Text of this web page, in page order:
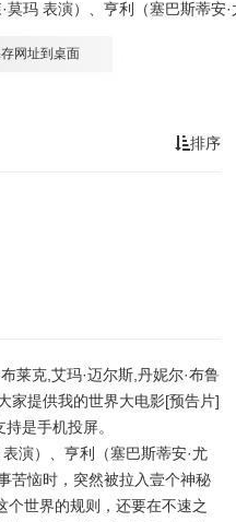
玛 表演）、亨利（塞巴斯蒂安·
网址到桌面
排序
莱克,艾玛·迈尔斯,丹妮尔·布鲁
家提供我的世界大电影[预告片]
是手机投屏。
演）、亨利（塞巴斯蒂安·尤
苦恼时，突然被拉入壹个神秘
个世界的规则，还要在不速之